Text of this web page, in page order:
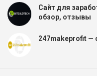
Сайт для
обзор, отзывы
247makeprofit —